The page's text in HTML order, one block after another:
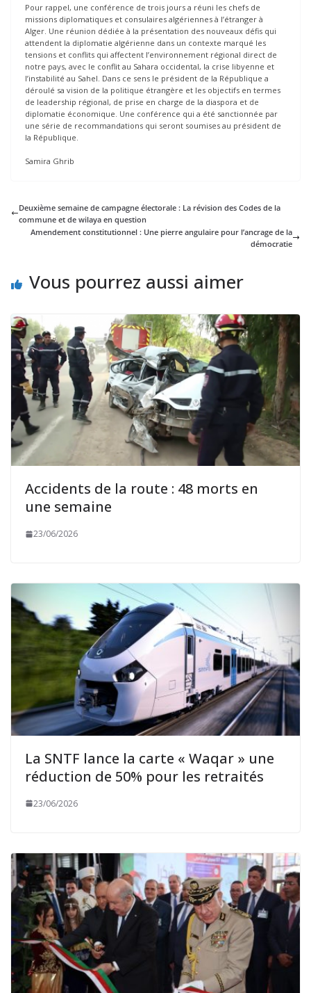
Pour rappel, une conférence de trois jours a réuni les chefs de
missions diplomatiques et consulaires algériennes à l’étranger à
Alger. Une réunion dédiée à la présentation des nouveaux défis qui
attendent la diplomatie algérienne dans un contexte marqué les
tensions et conflits qui affectent l’environnement régional direct de
notre pays, avec le conflit au Sahara occidental, la crise libyenne et
l’instabilité au Sahel. Dans ce sens le président de la République a
déroulé sa vision de la politique étrangère et les objectifs en termes
de leadership régional, de prise en charge de la diaspora et de
diplomatie économique. Une conférence qui a été sanctionnée par
une série de recommandations qui seront soumises au président de
la République.
Samira Ghrib
Deuxième semaine de campagne électorale : La révision des Codes de la
commune et de wilaya en question
Amendement constitutionnel : Une pierre angulaire pour l’ancrage de la
démocratie
Vous pourrez aussi aimer
Accidents de la route : 48 morts en
une semaine
23/06/2026
La SNTF lance la carte « Waqar » une
réduction de 50% pour les retraités
23/06/2026